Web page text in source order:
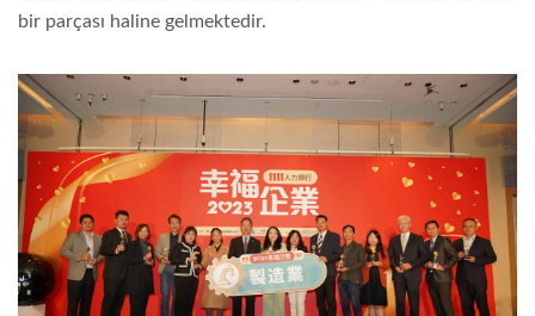
bir parçası haline gelmektedir.